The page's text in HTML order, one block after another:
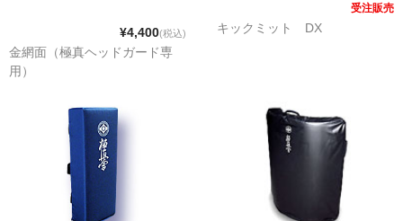
¥4,400(税込)
金網面（極真ヘッドガード専
用）
受注販売
キックミット DX